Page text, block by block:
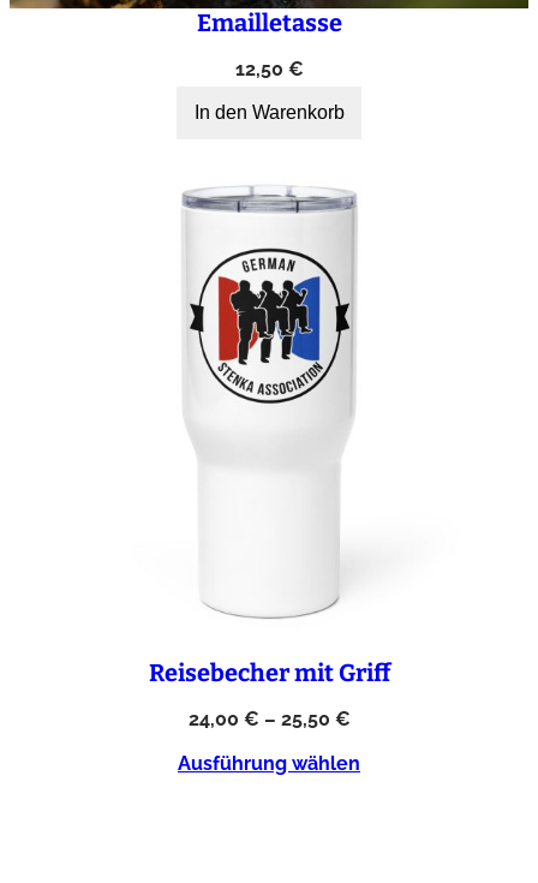
Emailletasse
12,50 €
In den Warenkorb
Reisebecher mit Griff
24,00 € – 25,50 €
Ausführung wählen